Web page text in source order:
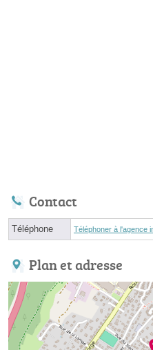
Contact
Téléphone Téléphoner à l'agence
Plan et adresse